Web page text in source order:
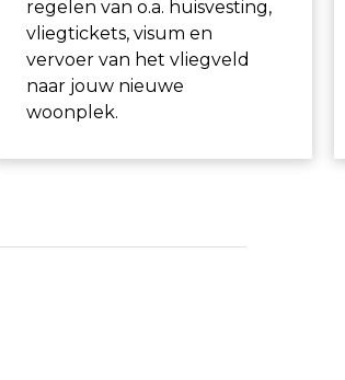
regelen van o.a. huisvesting,
vliegtickets, visum en
vervoer van het vliegveld
naar jouw nieuwe
woonplek.